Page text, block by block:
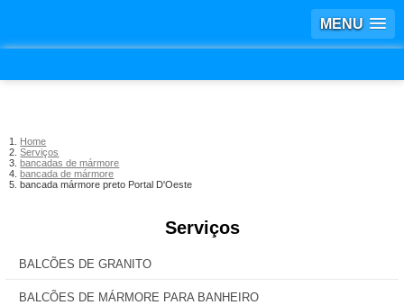
MENU
Home
Serviços
bancadas de mármore
bancada de mármore
bancada mármore preto Portal D'Oeste
Serviços
BALCÕES DE GRANITO
BALCÕES DE MÁRMORE PARA BANHEIRO